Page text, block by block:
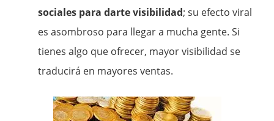
sociales para darte visibilidad; su efecto viral
es asombroso para llegar a mucha gente. Si
tienes algo que ofrecer, mayor visibilidad se
traducirá en mayores ventas.